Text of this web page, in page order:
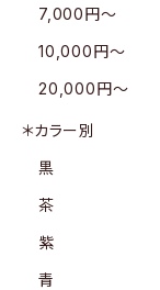
7,000円〜
10,000円〜
20,000円〜
＊カラー別
黒
茶
紫
青